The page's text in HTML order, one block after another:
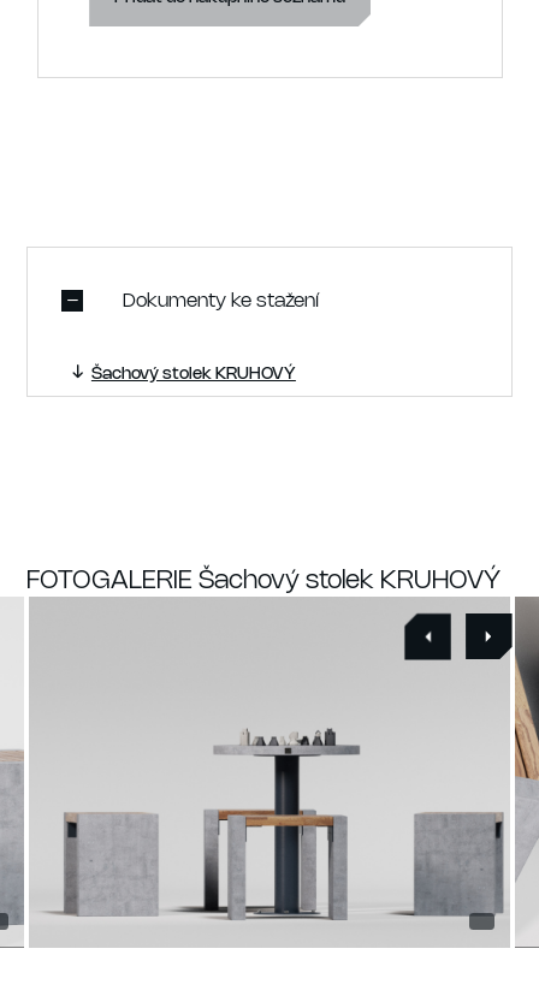
Dokumenty ke stažení
Šachový stolek KRUHOVÝ
FOTOGALERIE Šachový stolek KRUHOVÝ